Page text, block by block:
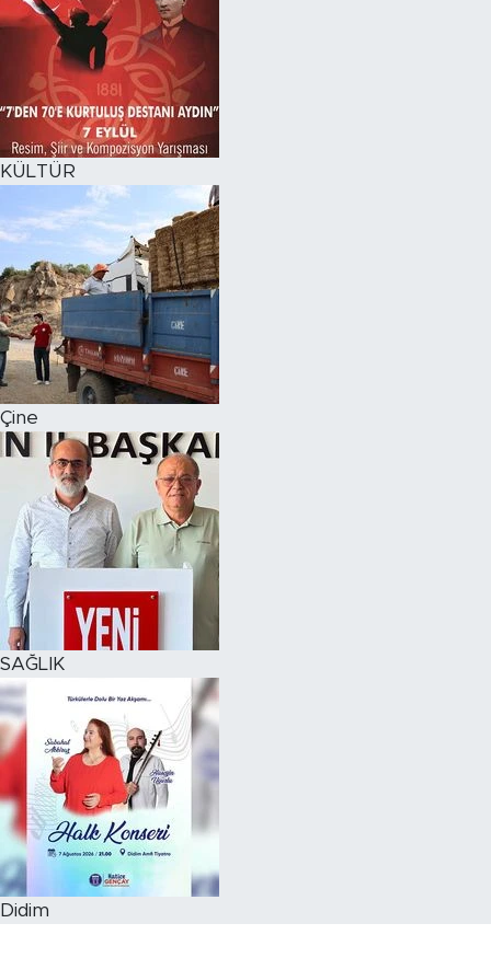
KÜLTÜR
Çine
SAĞLIK
Didim